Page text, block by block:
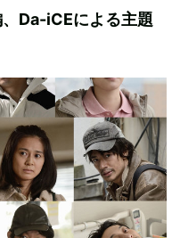
Da-iCEによる主題